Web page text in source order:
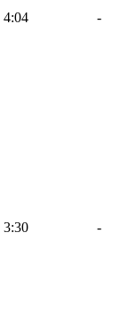
4:04 -
3:30 -